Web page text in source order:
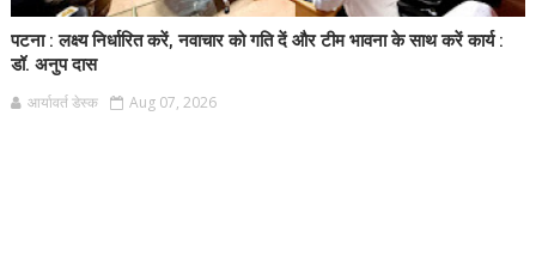
पटना : लक्ष्य निर्धारित करें, नवाचार को गति दें और टीम भावना के साथ करें कार्य :
डॉ. अनुप दास
आर्यावर्त डेस्क Aug 07, 2026